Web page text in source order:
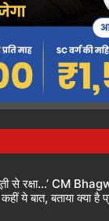
से रक्षा…’ CM
ये बात, बताया क्या है